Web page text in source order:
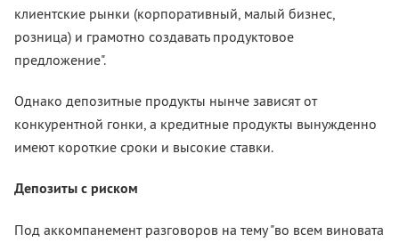
клиентские рынки (корпоративный, малый бизнес,
розница) и грамотно создавать продуктовое
предложение".
Однако депозитные продукты нынче зависят от
конкурентной гонки, а кредитные продукты вынужденно
имеют короткие сроки и высокие ставки.
Депозиты с риском
Под аккомпанемент разговоров на тему "во всем виновата